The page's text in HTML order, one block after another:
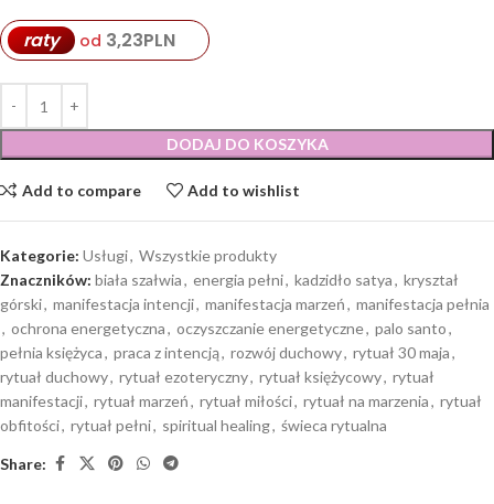
raty od 3,23PLN
DODAJ DO KOSZYKA
Add to compare Add to wishlist
Kategorie: Usługi, Wszystkie produkty
Znaczników: biała szałwia, energia pełni, kadzidło satya, kryształ
górski, manifestacja intencji, manifestacja marzeń, manifestacja pełnia
, ochrona energetyczna, oczyszczanie energetyczne, palo santo,
pełnia księżyca, praca z intencją, rozwój duchowy, rytuał 30 maja,
rytuał duchowy, rytuał ezoteryczny, rytuał księżycowy, rytuał
manifestacji, rytuał marzeń, rytuał miłości, rytuał na marzenia, rytuał
obfitości, rytuał pełni, spiritual healing, świeca rytualna
Share: